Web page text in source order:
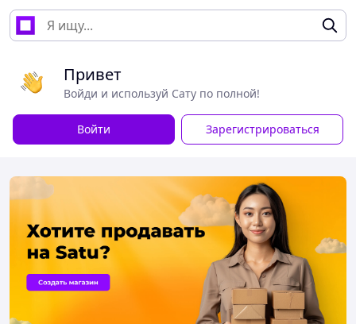
Привет
Войди и используй Сату по полной!
Войти Зарегистрироваться